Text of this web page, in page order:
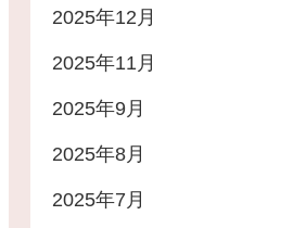
2025年12月
2025年11月
2025年9月
2025年8月
2025年7月